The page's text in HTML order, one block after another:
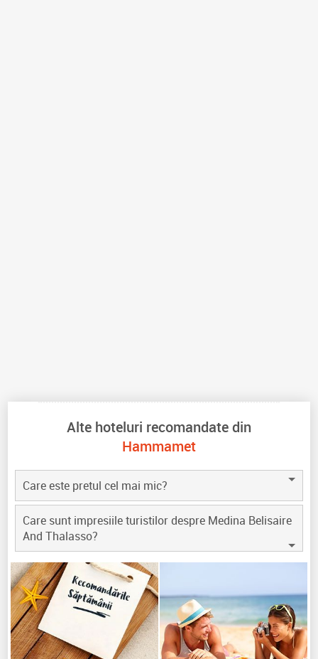
Alte hoteluri recomandate din
Hammamet
Care este pretul cel mai mic?
Care sunt impresiile turistilor despre Medina Belisaire
And Thalasso?